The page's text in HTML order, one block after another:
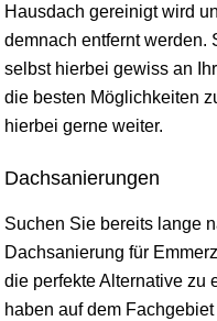
Hausdach gereinigt wird
demnach entfernt werden.
selbst hierbei gewiss an
die besten Möglichkeiten
hierbei gerne weiter.
Dachsanierungen
Suchen Sie bereits lange
Dachsanierung für
die perfekte Alternative zu
haben auf dem